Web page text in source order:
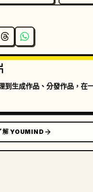
到生成作品、分發作品，在
解 YOUMIND